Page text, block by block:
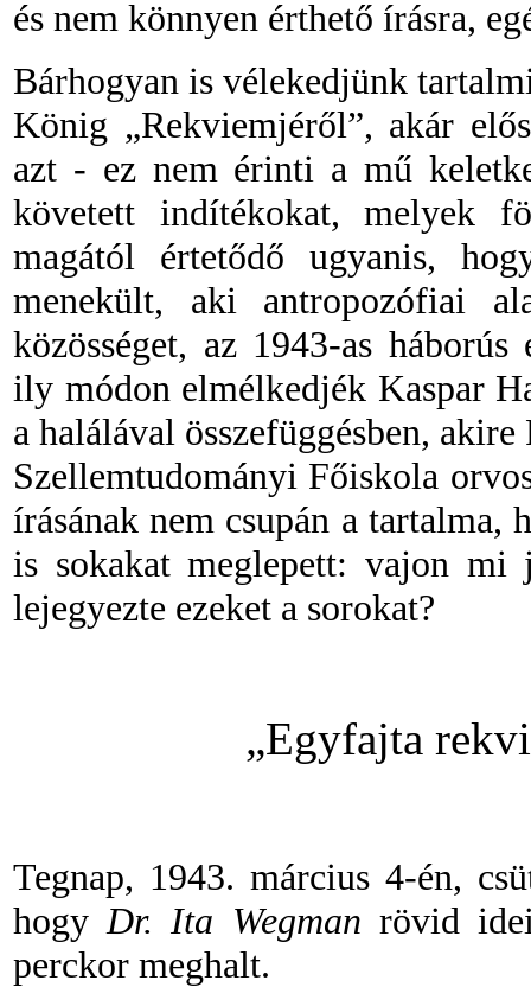
és nem könnyen érthető írásra,
Bárhogyan is vélekedjünk
König „Rekviemjéről”, akár
azt - ez nem érinti a mű
követett indítékokat, melyek
magától értetődő ugyanis,
menekült, aki antropozófiai
közösséget, az 1943-as
ily módon elmélkedjék Kaspar
a halálával összefüggésben,
Szellemtudományi Főiskola
írásának nem csupán a tartalma,
is sokakat meglepett: vajon
lejegyezte ezeket a sorokat?
„Egyfajta
Tegnap, 1943. március 4-én,
hogy Dr. Ita Wegman rövid
perckor meghalt.